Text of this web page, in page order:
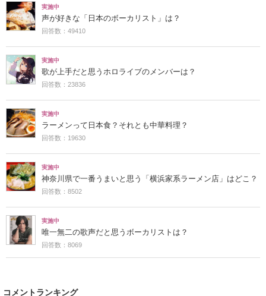
実施中
声が好きな「日本のボーカリスト」は？
回答数：49410
実施中
歌が上手だと思うホロライブのメンバーは？
回答数：23836
実施中
ラーメンって日本食？それとも中華料理？
回答数：19630
実施中
神奈川県で一番うまいと思う「横浜家系ラーメン店」はどこ？
回答数：8502
実施中
唯一無二の歌声だと思うボーカリストは？
回答数：8069
コメントランキング